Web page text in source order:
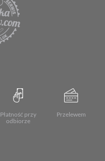
Płatność przy
odbiorze
Przelewem